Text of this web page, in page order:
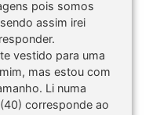
pois somos
assim irei
vestido para uma
mas estou com
Li numa
corresponde ao